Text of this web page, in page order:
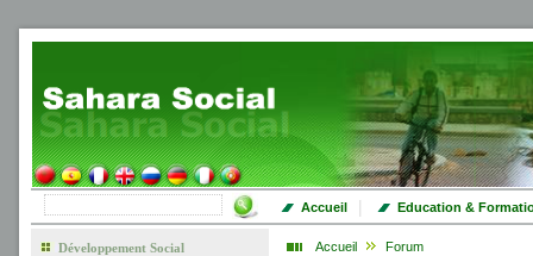
Accueil | Education &
Développement Social Accueil Forum